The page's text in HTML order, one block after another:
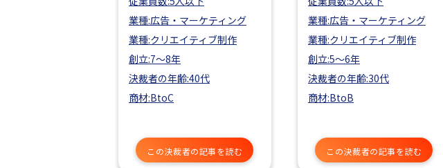
業種:広告・マーケティング
業種:クリエイティブ制作
創立:7〜8年
決裁者の年齢:40代
商材:BtoC
この決裁者の記事を読む
業種:広告・マーケティング
業種:クリエイティブ制作
創立:5〜6年
決裁者の年齢:30代
商材:BtoB
この決裁者の記事を読む